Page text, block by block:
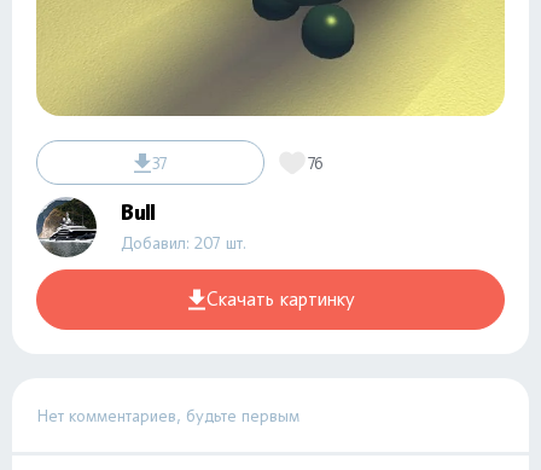
37 76
Bull
Добавил: 207 шт.
Скачать картинку
Нет комментариев, будьте первым